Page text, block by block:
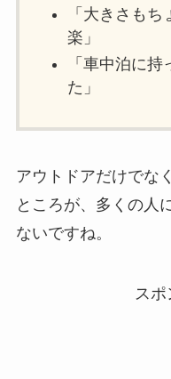
「大きさも
楽」
「車中泊に
た」
アウトドアだけでな
ところが、多くの人
ないですね。
スポ